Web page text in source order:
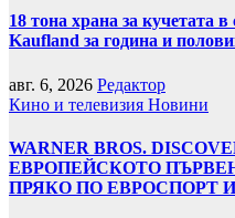
18 тона храна за кучетата
Kaufland за година и
авг. 6, 2026 Редактор
Кино и телевизия Новини
WARNER BROS.
ЕВРОПЕЙСКОТО
ПРЯКО ПО ЕВРОСПОРТ